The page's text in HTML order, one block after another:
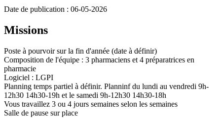
Date de publication : 06-05-2026
Missions
Poste à pourvoir sur la fin d'année (date à définir)
Composition de l'équipe : 3 pharmaciens et 4 préparatrices en
pharmacie
Logiciel : LGPI
Planning temps partiel à définir. Planninf du lundi au vendredi 9h-
12h30 14h30-19h et le samedi 9h-12h30 14h30-18h
Vous travaillez 3 ou 4 jours semaines selon les semaines
Salle de pause sur place